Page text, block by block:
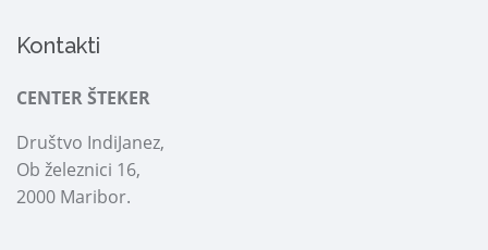
Kontakti
CENTER ŠTEKER
Društvo IndiJanez,
Ob železnici 16,
2000 Maribor.